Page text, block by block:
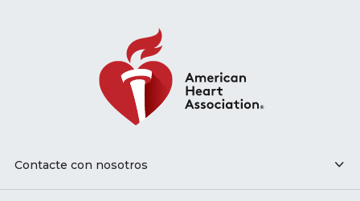
Contacte con nosotros